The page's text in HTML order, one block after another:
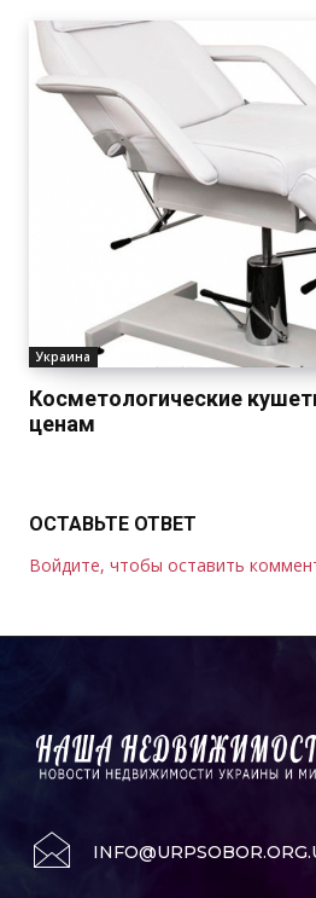
Украина
Косметологические
ценам
ОСТАВЬТЕ ОТВЕТ
Войдите, чтобы оставить